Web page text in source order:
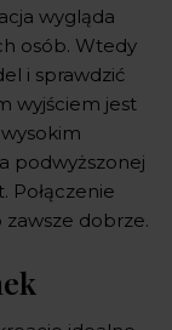
wygląda
osób. Wtedy
i sprawdzić
wyjściem jest
podwyższonej
Połączenie
dobrze.